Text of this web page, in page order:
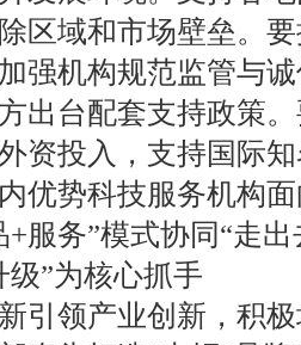
区域和市场壁垒。
强机构规范监管与
出台配套支持政策
资投入，支持国际
优势科技服务机构
服务”模式协同“走出
”为核心抓手
领产业创新，积极